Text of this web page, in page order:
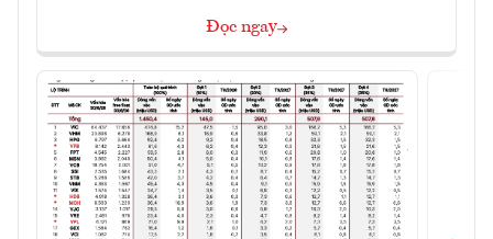
Đọc ngay